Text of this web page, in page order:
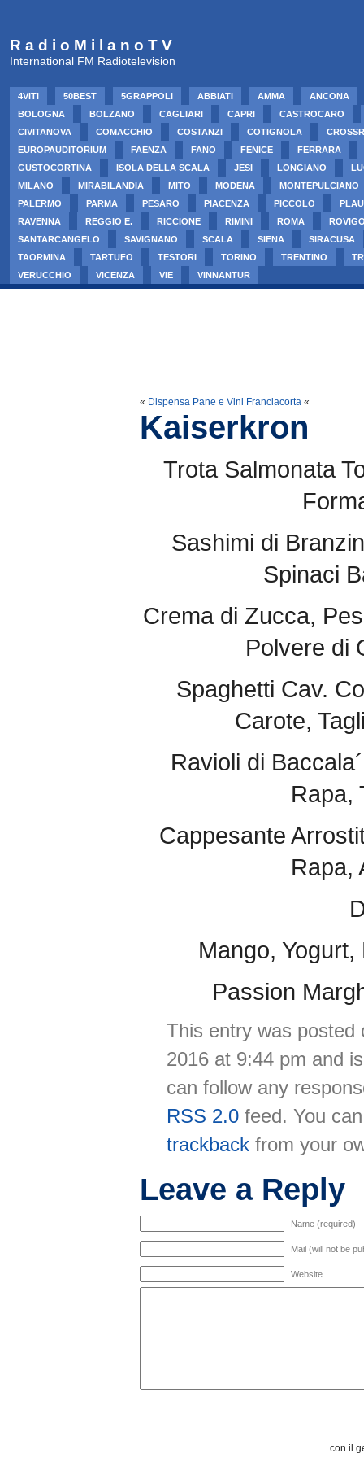
R a d i o M i l a n o T V
International FM Radiotelevision
4VITI 50BEST 5GRAPPOLI ABBIATI AMMA
ANCONA
BOLOGNA
BOLZANO CAGLIARI CAPRI
CASTROCARO
CIVITANOVA
COMACCHIO COSTANZI COTIGNOLA
EUROPAUDITORIUM
FAENZA FANO FENICE
FERRARA
GUSTOCORTINA
ISOLA DELLA SCALA JESI LONGIANO
MILANO
MIRABILANDIA MITO MODENA
MONTEPULCIANO
PALERMO
PARMA PESARO PIACENZA PICCOLO
RAVENNA
REGGIO E. RICCIONE RIMINI ROMA
SANTARCANGELO
SAVIGNANO SCALA SIENA
SIRACUSA
TAORMINA
TARTUFO TESTORI TORINO TRENTINO
VERUCCHIO
VICENZA VIE VINNANTUR
« Dispensa Pane e Vini Franciacorta «
Kaiserkron
Trota Salmonata
Sashimi di
Spinaci
Crema di Zucca,
Polvere di
Spaghetti Cav.
Carote,
Ravioli di
Rapa,
Cappesante
Rapa,
Mango,
Passion
This entry was posted
2016 at 9:44 pm and
can follow any
RSS 2.0 feed. You
trackback from your
Leave a Reply
Name (required)
Mail (will not be
Website
con il